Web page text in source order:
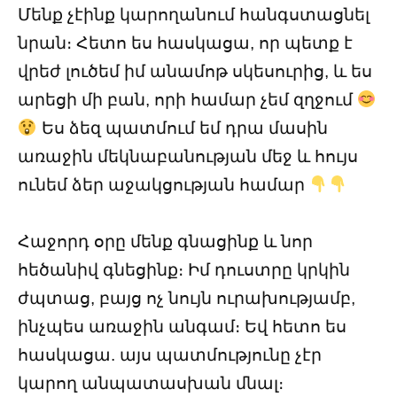
Մենք չէինք կարողանում հանգստացնել
նրան։ Հետո ես հասկացա, որ պետք է
վրեժ լուծեմ իմ անամոթ սկեսուրից, և ես
արեցի մի բան, որի համար չեմ զղջում
Ես ձեզ պատմում եմ դրա մասին
առաջին մեկնաբանության մեջ և հույս
ունեմ ձեր աջակցության համար
Հաջորդ օրը մենք գնացինք և նոր
հեծանիվ գնեցինք։ Իմ դուստրը կրկին
ժպտաց, բայց ոչ նույն ուրախությամբ,
ինչպես առաջին անգամ։ Եվ հետո ես
հասկացա. այս պատմությունը չէր
կարող անպատասխան մնալ։